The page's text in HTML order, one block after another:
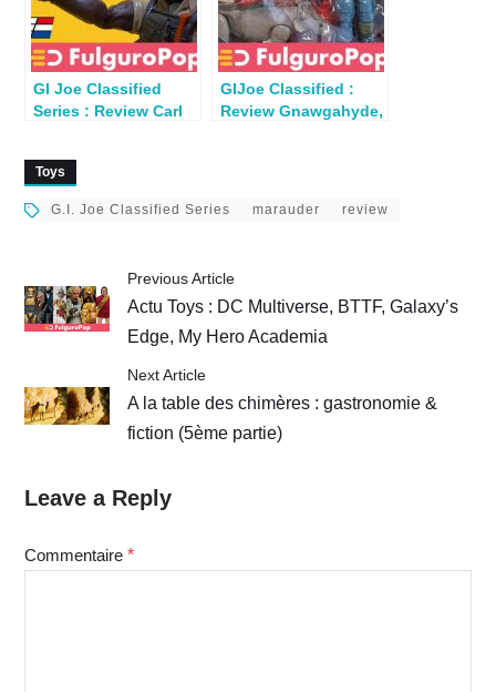
GI Joe Classified
Series : Review Carl
GIJoe Classified :
Review Gnawgahyde,
Toys
G.I. Joe Classified Series marauder review
Previous Article
Actu Toys : DC Multiverse, BTTF, Galaxy’s
Edge, My Hero Academia
Next Article
A la table des chimères : gastronomie &
fiction (5ème partie)
Leave a Reply
Commentaire *